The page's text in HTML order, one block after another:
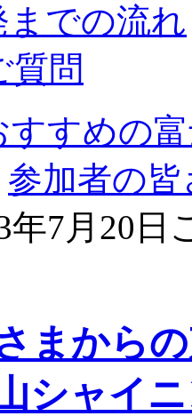
での流れ
質問
すめの
参加者の
年7月20
まから
シャイニ